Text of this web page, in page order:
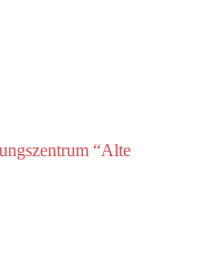
“Alte